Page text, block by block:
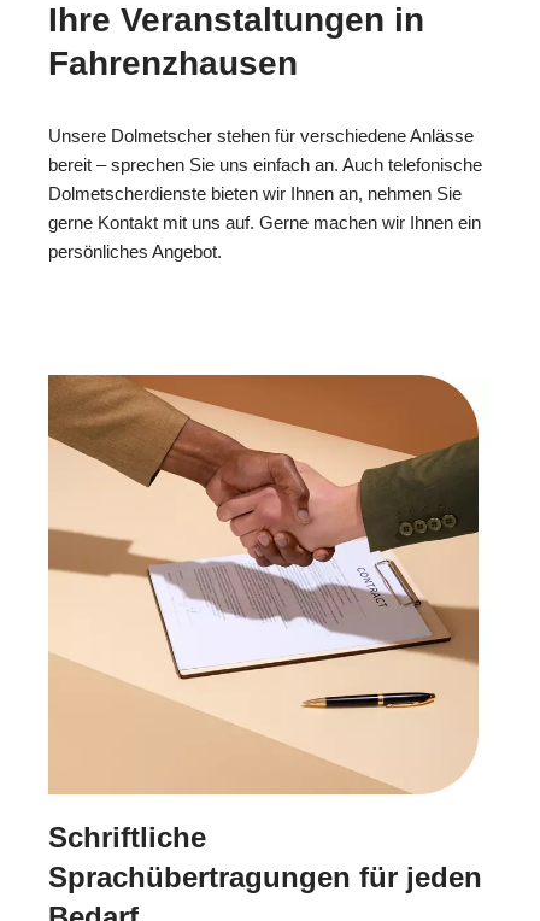
Ihre Veranstaltungen in
Fahrenzhausen
Unsere Dolmetscher stehen für verschiedene Anlässe
bereit – sprechen Sie uns einfach an. Auch telefonische
Dolmetscherdienste bieten wir Ihnen an, nehmen Sie
gerne Kontakt mit uns auf. Gerne machen wir Ihnen ein
persönliches Angebot.
Schriftliche
Sprachübertragungen für jeden